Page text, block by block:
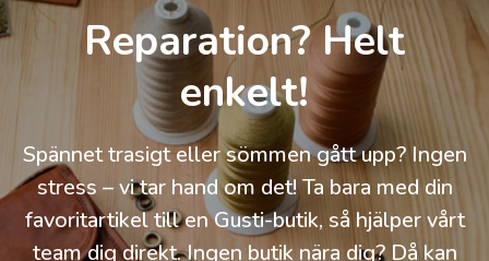
Reparation? Helt
enkelt!
Spännet trasigt eller sömmen gått upp? Ingen
stress – vi tar hand om det! Ta bara med din
favoritartikel till en Gusti-butik, så hjälper vårt
team dig direkt. Ingen butik nära dig? Då kan